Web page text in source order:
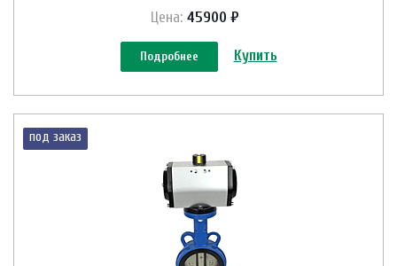
Цена: 45900 ₽
Подробнее Купить
под заказ